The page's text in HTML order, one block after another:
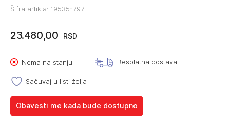
Šifra artikla: 19535-797
23.480,00 RSD
Nema na stanju Besplatna dostava
Sačuvaj u listi želja
Obavesti me kada bude dostupno